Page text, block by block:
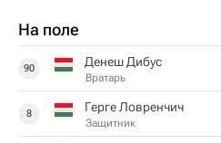
На поле
90 Денеш Дибус
Вратарь
8 Герге Ловренчич
Защитник